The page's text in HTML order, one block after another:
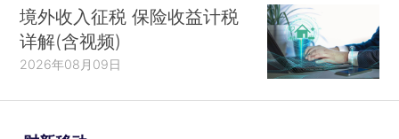
卫健委明确要求对已确诊的病例不允许核减将19日
核减的病例数重新加回到确诊病例后，对以下数据
进行订正：2月19日0-24时，湖北省新增确诊病例
由349例订正为775例，累计确诊病例数由62031
境外收入征税 保险收益计税
详解(含视频)
2026年08月09日